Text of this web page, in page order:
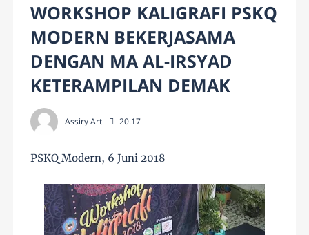
WORKSHOP KALIGRAFI PSKQ
MODERN BEKERJASAMA
DENGAN MA AL-IRSYAD
KETERAMPILAN DEMAK
Assiry Art 20.17
PSKQ Modern, 6 Juni 2018